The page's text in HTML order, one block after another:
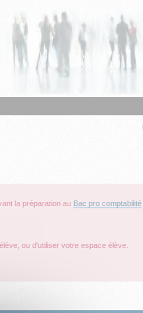
la préparation au Bac pro comptabilité
ou d'utiliser votre espace élève.